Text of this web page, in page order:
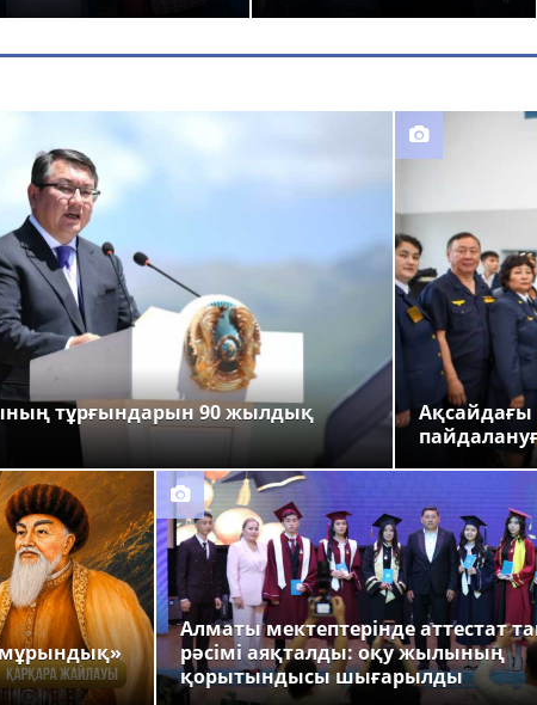
тұрғындарын 90 жылдық
Алматы мектептерінде аттестат
рәсімі аяқталды: оқу жылының
қорытындысы шығарылды